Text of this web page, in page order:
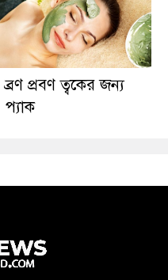
ব্রণ প্রবণ ত্বকের জন্য
প্যাক